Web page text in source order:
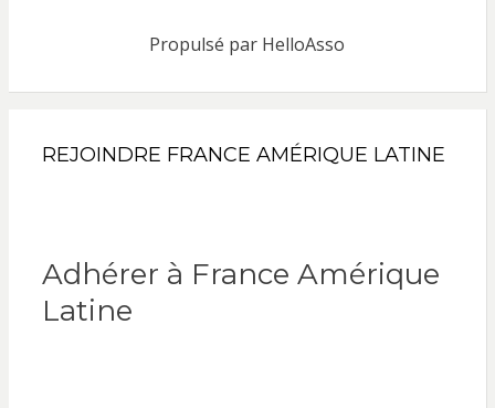
Propulsé par HelloAsso
REJOINDRE FRANCE AMÉRIQUE LATINE
Adhérer à France Amérique
Latine